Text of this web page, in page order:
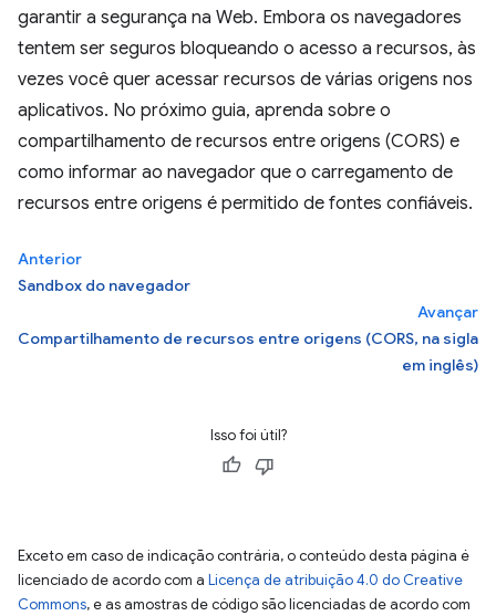
garantir a segurança na Web. Embora os navegadores
tentem ser seguros bloqueando o acesso a recursos, às
vezes você quer acessar recursos de várias origens nos
aplicativos. No próximo guia, aprenda sobre o
compartilhamento de recursos entre origens (CORS) e
como informar ao navegador que o carregamento de
recursos entre origens é permitido de fontes confiáveis.
Anterior
Sandbox do navegador
Avançar
Compartilhamento de recursos entre origens (CORS, na sigla
em inglês)
Isso foi útil?
Exceto em caso de indicação contrária, o conteúdo desta página é
licenciado de acordo com a Licença de atribuição 4.0 do Creative
Commons, e as amostras de código são licenciadas de acordo com